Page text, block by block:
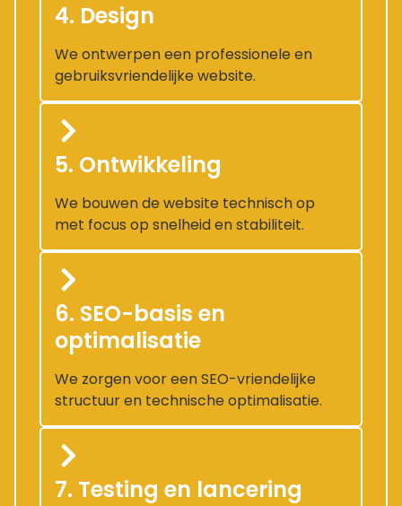
4. Design
We ontwerpen een professionele en
gebruiksvriendelijke website.
5. Ontwikkeling
We bouwen de website technisch op
met focus op snelheid en stabiliteit.
6. SEO-basis en
optimalisatie
We zorgen voor een SEO-vriendelijke
structuur en technische optimalisatie.
7. Testing en lancering